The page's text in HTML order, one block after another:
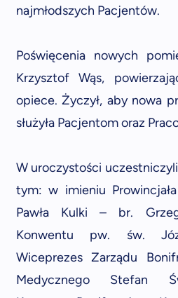
najmłodszych Pacjentów.
Poświęcenia nowych
Krzysztof Wąs,
opiece. Życzył, aby nowa
służyła Pacjentom oraz
W uroczystości
tym: w imieniu
Pawła Kulki – br.
Konwentu pw. św.
Wiceprezes Zarządu
Medycznego Stefan